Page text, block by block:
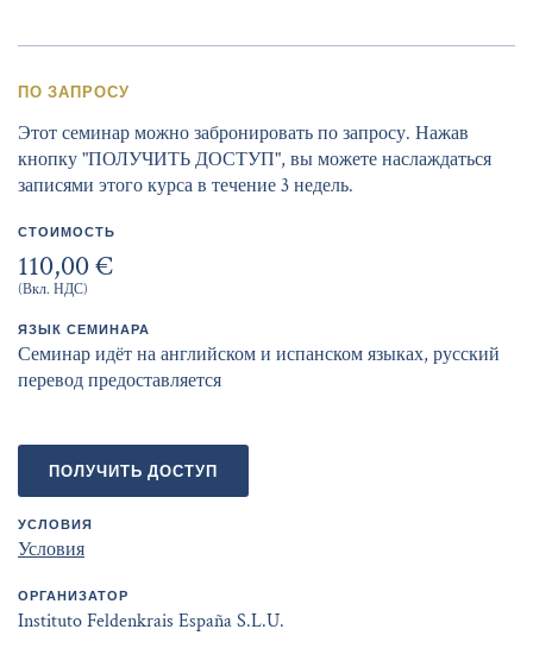
ПО ЗАПРОСУ
Этот семинар можно забронировать по запросу. Нажав
кнопку "ПОЛУЧИТЬ ДОСТУП", вы можете наслаждаться
записями этого курса в течение 3 недель.
СТОИМОСТЬ
110,00 €
(Вкл. НДС)
ЯЗЫК СЕМИНАРА
Семинар идёт на английском и испанском языках, русский
перевод предоставляется
ПОЛУЧИТЬ ДОСТУП
УСЛОВИЯ
Условия
ОРГАНИЗАТОР
Instituto Feldenkrais España S.L.U.